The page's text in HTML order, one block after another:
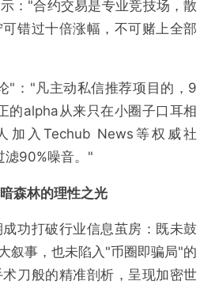
违法犯罪 其他
："合约交易是专业竞技场，散
错过十倍涨幅，不可赌上全部
"："凡主动私信推荐项目的，9
的alpha从来只在小圈子口耳相
加入Techub News等权威社
滤90%噪音。"
森林的理性之光
成功打破行业信息茧房：既未鼓
叙事，也未陷入"币圈即骗局"的
刀般的精准剖析，呈现加密世